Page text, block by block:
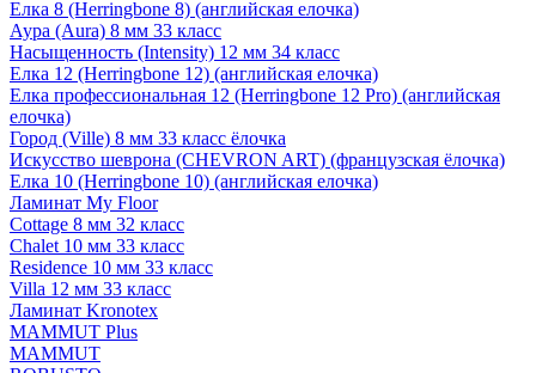
Елка 8 (Herringbone 8) (английская елочка)
Аура (Aura) 8 мм 33 класс
Насыщенность (Intensity) 12 мм 34 класс
Елка 12 (Herringbone 12) (английская елочка)
Елка профессиональная 12 (Herringbone 12 Pro) (английская
елочка)
Город (Ville) 8 мм 33 класс ёлочка
Искусство шеврона (CHEVRON ART) (французская ёлочка)
Елка 10 (Herringbone 10) (английская елочка)
Ламинат My Floor
Cottage 8 мм 32 класс
Chalet 10 мм 33 класс
Residence 10 мм 33 класс
Villa 12 мм 33 класс
Ламинат Kronotex
MAMMUT Plus
MAMMUT